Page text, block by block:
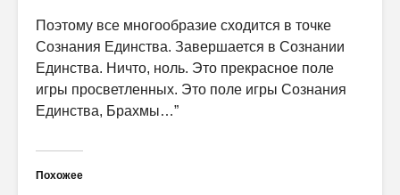
Поэтому все многообразие сходится в точке
Сознания Единства. Завершается в Сознании
Единства. Ничто, ноль. Это прекрасное поле
игры просветленных. Это поле игры Сознания
Единства, Брахмы…”
Похожее